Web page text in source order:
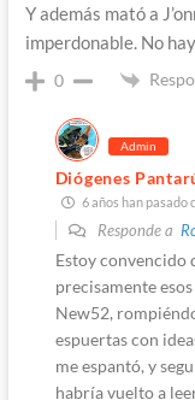
Y además mató a
imperdonable. No
0
Admin
Diógenes
6 años han pasado
Responde a
Estoy convencido
precisamente
New52,
espuertas con
me espantó, y
habría vuelto a